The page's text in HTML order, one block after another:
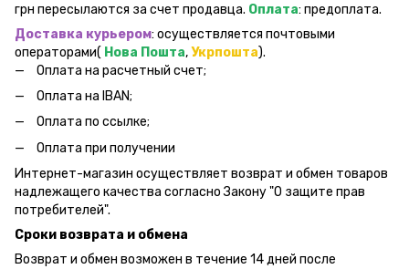
грн пересылаются за счет продавца. Оплата: предоплата.
Доставка курьером: осуществляется почтовыми
операторами( Нова Пошта,Укрпошта).
Оплата на расчетный счет;
Оплата на IBAN;
Оплата по ссылке;
Оплата при получении
Интернет-магазин осуществляет возврат и обмен товаров
надлежащего качества согласно Закону "О защите прав
потребителей".
Сроки возврата и обмена
Возврат и обмен возможен в течение 14 дней после